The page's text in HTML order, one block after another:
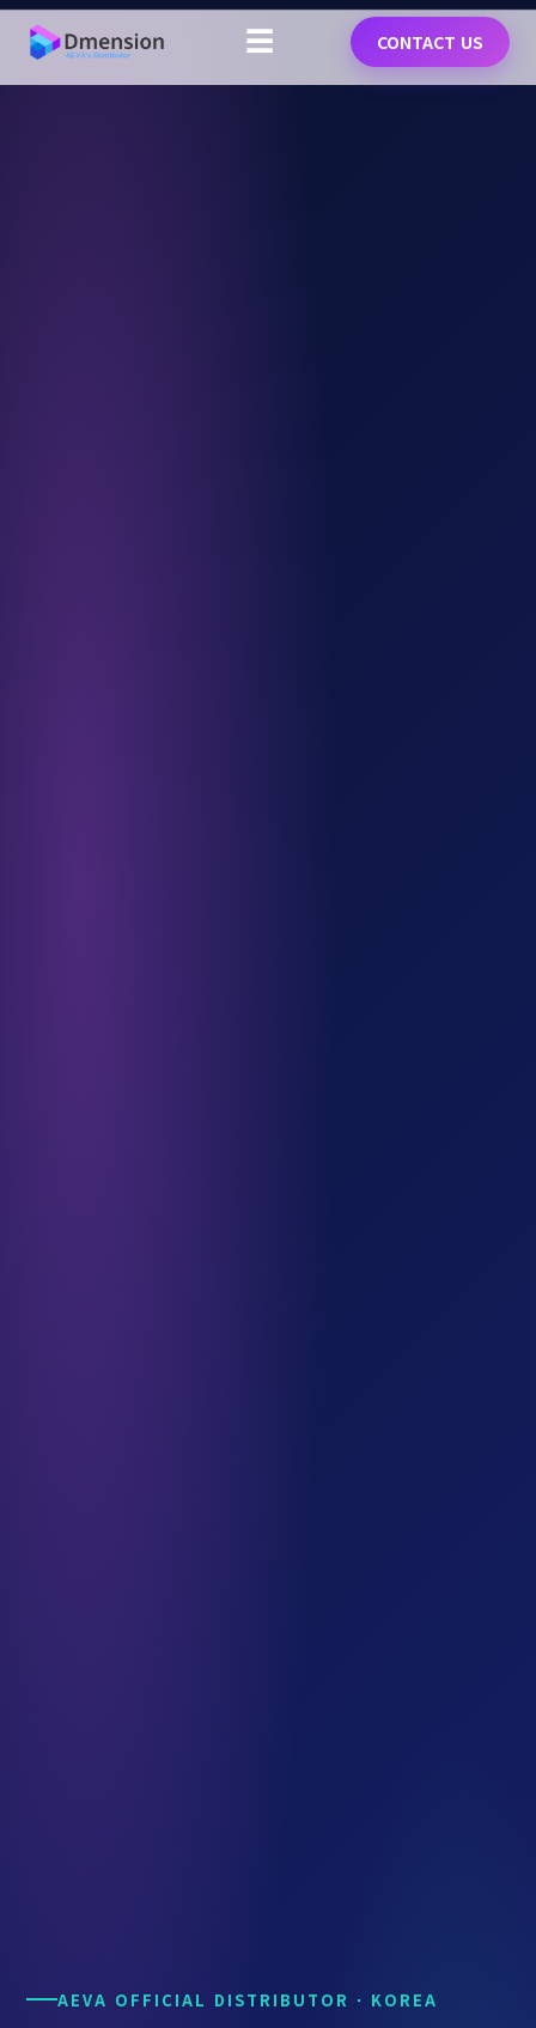
☰ CONTACT US
AEVA OFFICIAL DISTRIBUTOR · KOREA